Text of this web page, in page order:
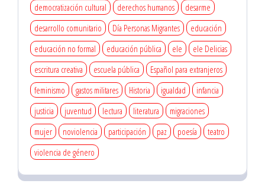
democratización cultural
derechos humanos
desarme
desarrollo comunitario
Día Personas Migrantes
educación
educación no formal
educación pública ele
ele Delicias
escritura creativa
escuela pública
Español para extranjeros
feminismo
gastos militares Historia igualdad
infancia
justicia
juventud lectura literatura
migraciones
mujer
noviolencia participación paz poesía
teatro
violencia de género